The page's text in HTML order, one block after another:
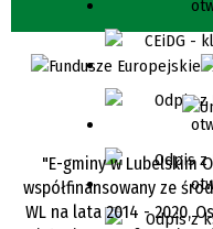
"E-gminy w Lubelskim
współfinansowany ze
WL na lata 2014 - 2020,